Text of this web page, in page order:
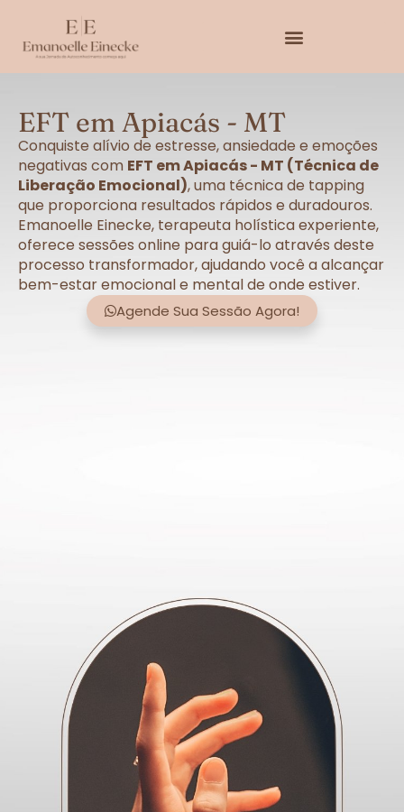
EFT em Apiacás - MT
Conquiste alívio de estresse, ansiedade e emoções
negativas com EFT em Apiacás - MT (Técnica de
Liberação Emocional), uma técnica de tapping
que proporciona resultados rápidos e duradouros.
Emanoelle Einecke, terapeuta holística experiente,
oferece sessões online para guiá-lo através deste
processo transformador, ajudando você a alcançar
bem-estar emocional e mental de onde estiver.
Agende Sua Sessão Agora!